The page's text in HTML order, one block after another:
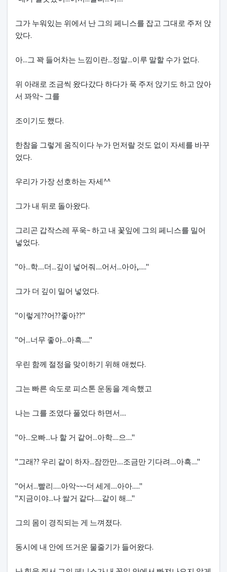
그가 누워있는 위에서 난 그의 페니스를 잡고 그대로 주저 앉
았다.
아...그 꽉 들어차는 느낌이란...정말...이루 말할 수가 없다.
위 아래로 조금씩 왔다갔다 하다가 푹 주저 앉기도 하고 앉아
서 꽈악~ 그를
조이기도 했다.
한참을 그렇게 움직이다 누가 먼저랄 것도 없이 자세를 바꾸
었다.
우리가 가장 선호하는 자세^^
그가 내 뒤로 돌아왔다.
그리곤 갑작스레 푸욱~ 하고 내 꽃잎에 그의 페니스를 밀어
넣었다.
"아...학....더...깊이 넣어줘....어서...아아,....."
그가 더 깊이 밀어 넣었다.
"이렇게??어??좋아??"
"어...너무 좋아...아흑....."
우린 함께 절정을 맞이하기 위해 애썼다.
그는 빠른 속도로 피스톤 운동을 계속했고
나는 그를 조였다 풀었다 하면서....
"아...오빠...나 할 거 같어...아학....으...."
"그래?? 우리 같이 하자...잠깐만....조금만 기다려....아흑...."
"어서...빨리.....아악~~~더 세게....아아....."
"지금이야...나 쌀거 같다.....같이 해...."
그의 몸이 경직되는 게 느껴졌다.
동시에 내 안에 뜨거운 물줄기가 들어왔다.